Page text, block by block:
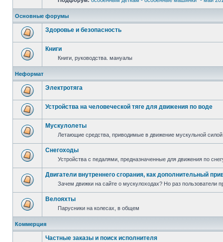
Основные форумы
Здоровье и безопасность
Книги
Книги, руководства. мануалы
Неформат
Электротяга
Устройства на человеческой тяге для движения по воде
Мускулолеты
Летающие средства, приводимые в движение мускульной силой
Снегоходы
Устройства с педалями, предназначенные для движения по
Двигатели внутреннего сгорания, как дополнительный
Зачем движки на сайте о мускулоходах? Но раз пользователи
Велояхты
Парусники на колесах, в общем
Коммерция
Частные заказы и поиск исполнителя